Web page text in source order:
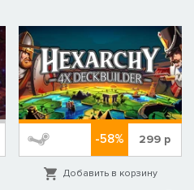
-58% 299 р
Добавить в корзину